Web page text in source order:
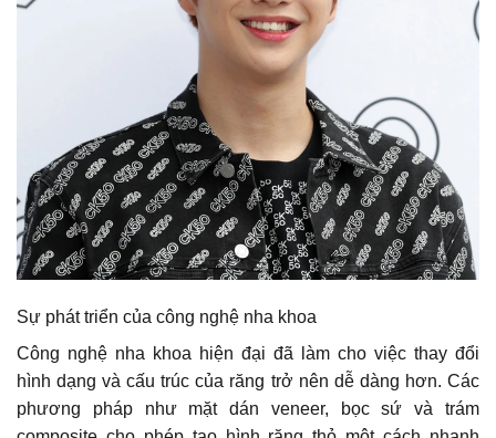
Sự phát triển của công nghệ nha khoa
Công nghệ nha khoa hiện đại đã làm cho việc thay đổi
hình dạng và cấu trúc của răng trở nên dễ dàng hơn. Các
phương pháp như mặt dán veneer, bọc sứ và trám